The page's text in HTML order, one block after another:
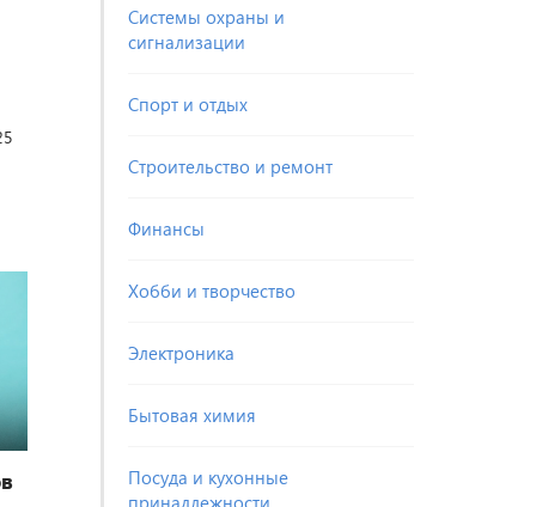
Системы охраны и
сигнализации
Спорт и отдых
Строительство и ремонт
Финансы
Хобби и творчество
Электроника
Бытовая химия
Посуда и кухонные
принадлежности